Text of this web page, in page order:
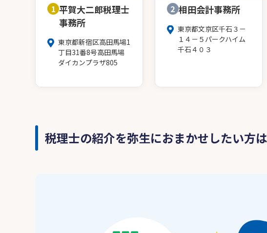
1 平賀大二郎税理士
事務所
東京都新宿区高田馬場1
丁目31番8号高田馬場
ダイカンプラザ805
2 相田会計事務所
東京都文京区千石３－
１４－５パークハイム
千石４０３
税理士の紹介を弥生におまかせしたい方